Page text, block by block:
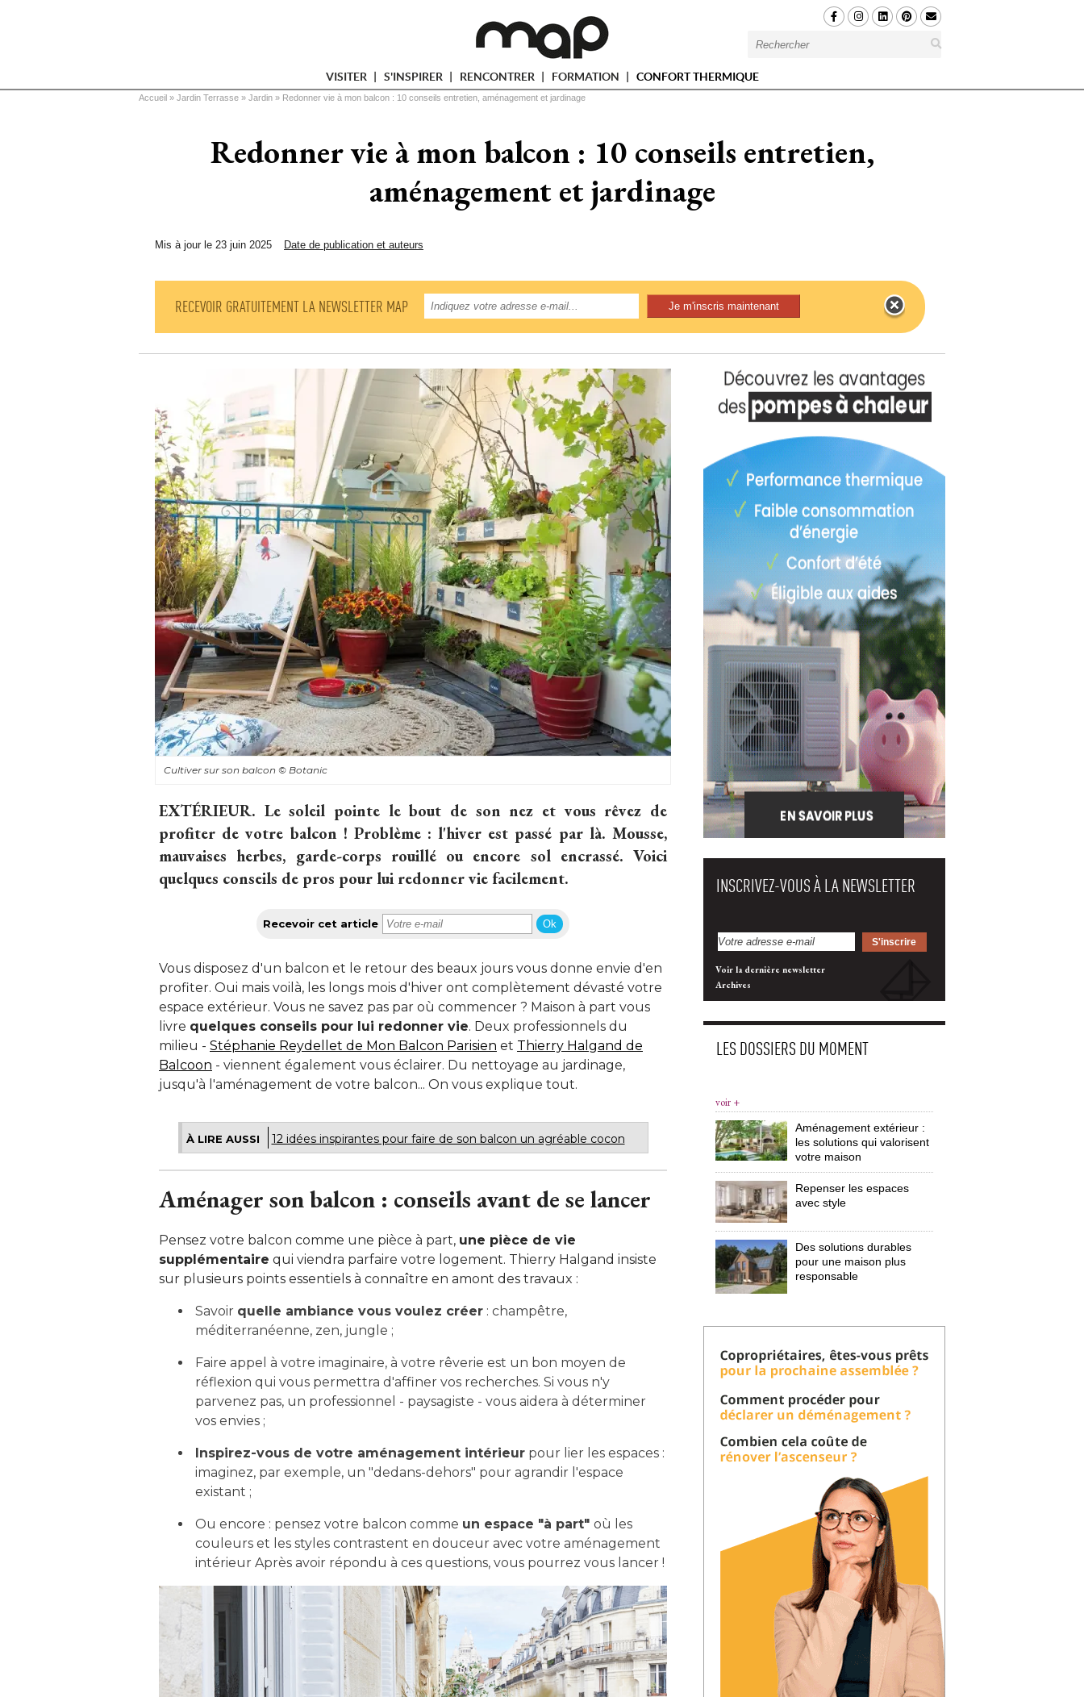
VISITER S'INSPIRER RENCONTRER FORMATION CONFORT THERMIQUE
Vous êtes ici
Accueil » Jardin Terrasse » Jardin » Redonner vie à mon balcon : 10 conseils entretien, aménagement et jardinage
Redonner vie à mon balcon : 10 conseils entretien,
aménagement et jardinage
Mis à jour le 23 juin 2025 Date de publication et auteurs
RECEVOIR GRATUITEMENT LA NEWSLETTER MAP
Cultiver sur son balcon© Botanic
EXTÉRIEUR. Le soleil pointe le bout de son nez et vous rêvez de
profiter de votre balcon ! Problème : l'hiver est passé par là. Mousse,
mauvaises herbes, garde-corps rouillé ou encore sol encrassé. Voici
quelques conseils de pros pour lui redonner vie facilement.
Recevoir cet article Ok
Vous disposez d'un balcon et le retour des beaux jours vous donne envie d'en
profiter. Oui mais voilà, les longs mois d'hiver ont complètement dévasté votre
espace extérieur. Vous ne savez pas par où commencer ? Maison à part vous
livre quelques conseils pour lui redonner vie. Deux professionnels du
milieu - Stéphanie Reydellet de Mon Balcon Parisien et Thierry Halgand de
Balcoon - viennent également vous éclairer. Du nettoyage au jardinage,
jusqu'à l'aménagement de votre balcon... On vous explique tout.
À LIRE AUSSI 12 idées inspirantes pour faire de son balcon un agréable cocon
Aménager son balcon : conseils avant de se lancer
Pensez votre balcon comme une pièce à part, une pièce de vie
supplémentaire qui viendra parfaire votre logement. Thierry Halgand insiste
sur plusieurs points essentiels à connaître en amont des travaux :
Savoir quelle ambiance vous voulez créer : champêtre,
méditerranéenne, zen, jungle ;
Faire appel à votre imaginaire, à votre rêverie est un bon moyen de
réflexion qui vous permettra d'affiner vos recherches. Si vous n'y
parvenez pas, un professionnel - paysagiste - vous aidera à déterminer
vos envies ;
Inspirez-vous de votre aménagement intérieur pour lier les espaces :
imaginez, par exemple, un "dedans-dehors" pour agrandir l'espace
existant ;
Ou encore : pensez votre balcon comme un espace "à part" où les
couleurs et les styles contrastent en douceur avec votre aménagement
intérieur Après avoir répondu à ces questions, vous pourrez vous lancer !
INSCRIVEZ-VOUS À LA NEWSLETTER
Voir la dernière newsletter
Archives
LES DOSSIERS DU MOMENT
voir +
Aménagement extérieur :
les solutions qui valorisent
votre maison
Repenser les espaces
avec style
Des solutions durables
pour une maison plus
responsable